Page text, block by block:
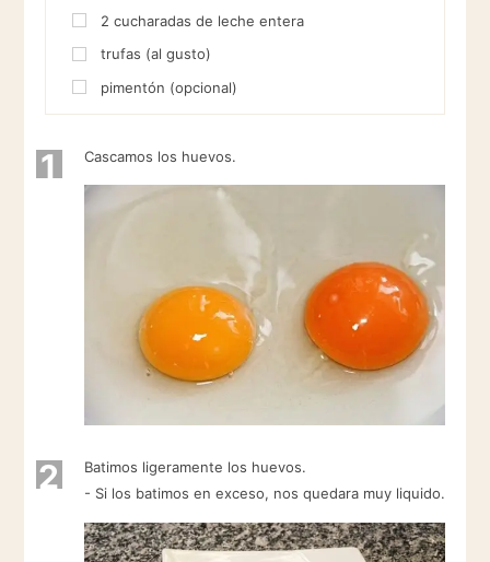
2 cucharadas de leche entera
trufas (al gusto)
pimentón (opcional)
1 Cascamos los huevos.
2
Batimos ligeramente los huevos.
- Si los batimos en exceso, nos quedara muy liquido.